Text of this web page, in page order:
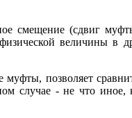
смещение (сдвиг
величины в
позволяет
случае - не что иное,